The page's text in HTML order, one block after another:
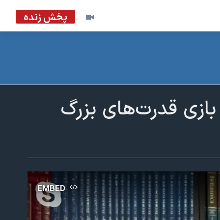
پخش زنده
قدرت‌های بزرگ
EMBED